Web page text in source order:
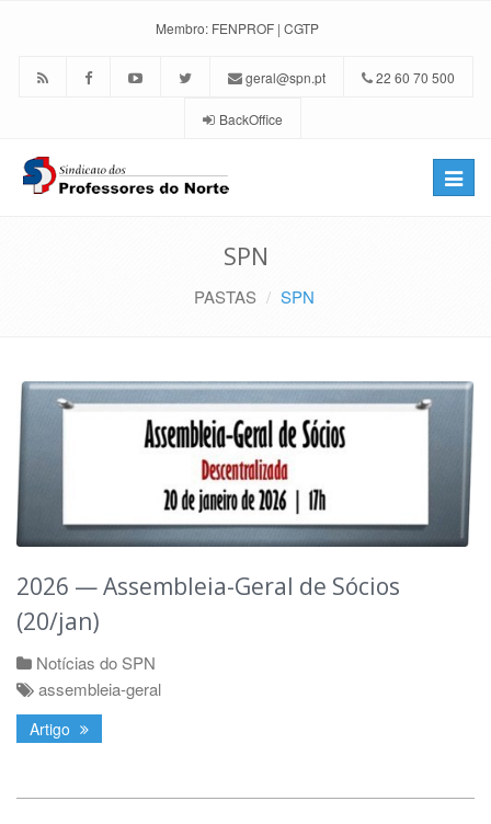
Membro: FENPROF | CGTP
geral@spn.pt 22 60 70 500
BackOffice
Toggle
SPN
PASTAS SPN
2026 — Assembleia-Geral de Sócios
(20/jan)
Notícias do SPN
assembleia-geral
Artigo